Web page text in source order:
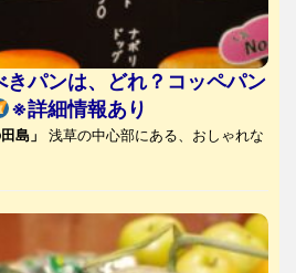
パンは、どれ？コッペパン
※詳細情報あり
島」
浅草の中心部にある、おしゃれな